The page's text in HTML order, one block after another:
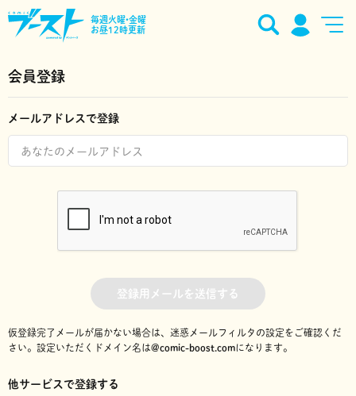
毎週火曜•金曜
お昼12時更新
会員登録
メールアドレスで登録
登録用メールを送信する
仮登録完了メールが届かない場合は、迷惑メールフィルタの設定をご確認くだ
さい。 設定いただくドメイン名は@comic-boost.comになります。
他サービスで登録する